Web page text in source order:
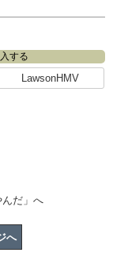
する
LawsonHMV
だ」へ
へ